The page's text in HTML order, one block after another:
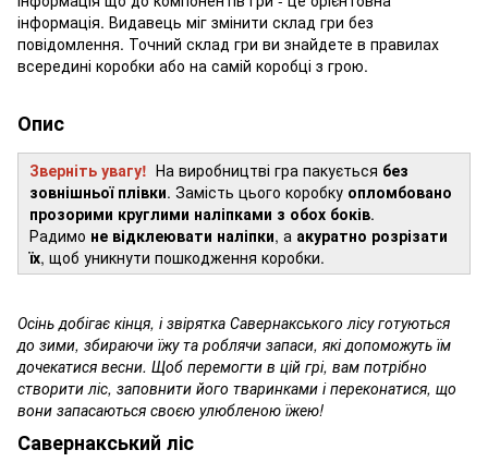
інформація. Видавець міг змінити склад гри без
повідомлення. Точний склад гри ви знайдете в правилах
всередині коробки або на самій коробці з грою.
Опис
Зверніть увагу! На виробництві гра пакується без
зовнішньої плівки. Замість цього коробку опломбовано
прозорими круглими наліпками з обох боків.
Радимо не відклеювати наліпки, а акуратно розрізати
їх, щоб уникнути пошкодження коробки.
Осінь добігає кінця, і звірятка Савернакського лісу готуються
до зими, збираючи їжу та роблячи запаси, які допоможуть їм
дочекатися весни. Щоб перемогти в цій грі, вам потрібно
створити ліс, заповнити його тваринками і переконатися, що
вони запасаються своєю улюбленою їжею!
Савернакський ліс